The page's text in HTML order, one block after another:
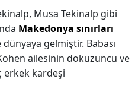
Musa Tekinalp gibi
Makedonya sınırları
dünyaya gelmiştir. Babası
ailesinin dokuzuncu ve
erkek kardeşi